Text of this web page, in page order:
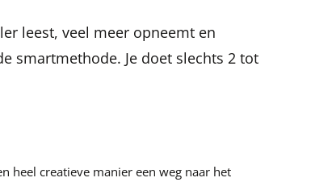
leest, veel meer opneemt en
smartmethode. Je doet slechts 2 tot
heel creatieve manier een weg naar het